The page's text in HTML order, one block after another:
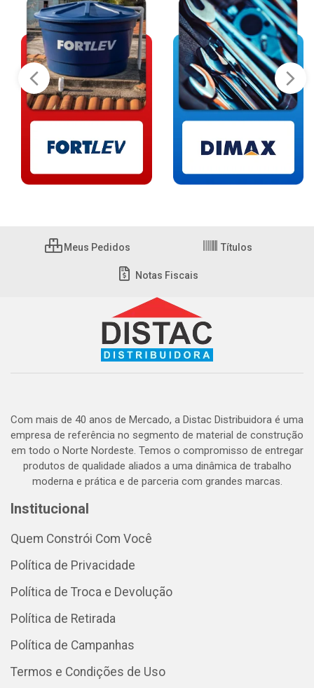
Meus Pedidos Títulos
Notas Fiscais
Com mais de 40 anos de Mercado, a Distac Distribuidora é uma
empresa de referência no segmento de material de construção
em todo o Norte Nordeste. Temos o compromisso de entregar
produtos de qualidade aliados a uma dinâmica de trabalho
moderna e prática e de parceria com grandes marcas.
Institucional
Quem Constrói Com Você
Política de Privacidade
Política de Troca e Devolução
Política de Retirada
Política de Campanhas
Termos e Condições de Uso